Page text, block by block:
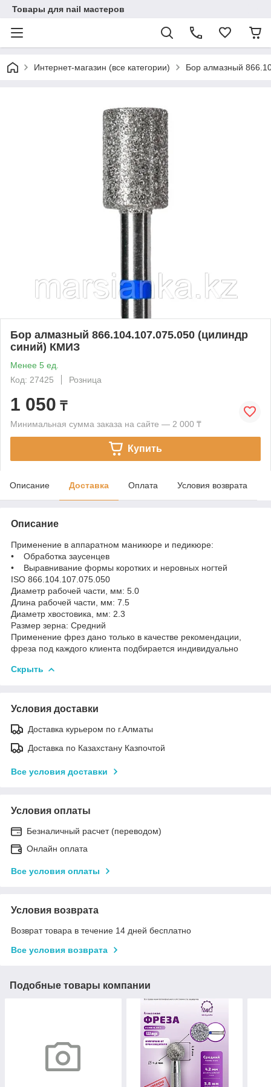
Товары для nail мастеров
Интернет-магазин (все категории) Бор алмазный
Бор алмазный 866.104.107.075.050 (цилиндр
синий) КМИЗ
Менее 5 ед.
Код: 27425
Розница
1 050 ₸
Минимальная сумма заказа на сайте — 2 000 ₸
Купить
Описание Доставка Оплата Условия возврата
Описание
Применение в аппаратном маникюре и педикюре:
• Обработка заусенцев
• Выравнивание формы коротких и неровных ногтей
ISO 866.104.107.075.050
Диаметр рабочей части, мм: 5.0
Длина рабочей части, мм: 7.5
Диаметр хвостовика, мм: 2.3
Размер зерна: Средний
Применение фрез дано только в качестве рекомендации,
фреза под каждого клиента подбирается индивидуально
Скрыть
Условия доставки
Доставка курьером по г.Алматы
Доставка по Казахстану Казпочтой
Все условия доставки
Условия оплаты
Безналичный расчет (переводом)
Онлайн оплата
Все условия оплаты
Условия возврата
Возврат товара в течение 14 дней бесплатно
Все условия возврата
Подобные товары компании